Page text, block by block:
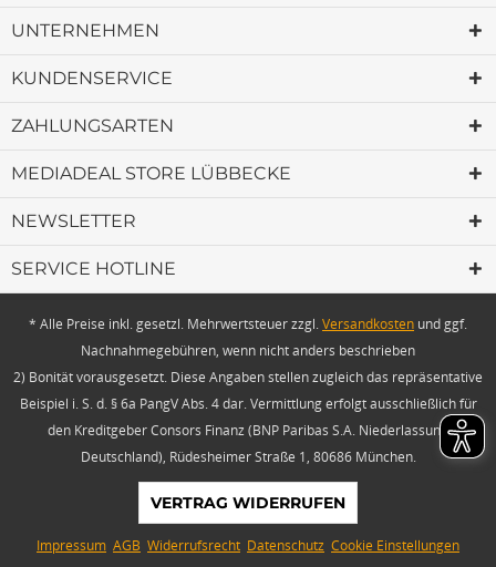
UNTERNEHMEN
KUNDENSERVICE
ZAHLUNGSARTEN
MEDIADEAL STORE LÜBBECKE
NEWSLETTER
SERVICE HOTLINE
* Alle Preise inkl. gesetzl. Mehrwertsteuer zzgl.Versandkosten und ggf.
Nachnahmegebühren, wenn nicht anders beschrieben
2) Bonität vorausgesetzt. Diese Angaben stellen zugleich das repräsentative
Beispiel i. S. d. § 6a PangV Abs. 4 dar. Vermittlung erfolgt ausschließlich für
den Kreditgeber Consors Finanz (BNP Paribas S.A. Niederlassung
Deutschland), Rüdesheimer Straße 1, 80686 München.
VERTRAG WIDERRUFEN
Impressum AGB Widerrufsrecht Datenschutz Cookie Einstellungen